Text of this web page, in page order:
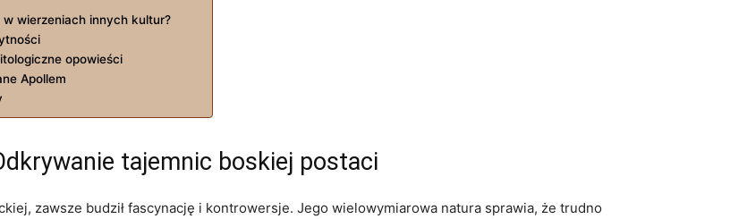
w wierzeniach innych kultur?
opowieści
Apollem
tajemnic boskiej postaci
⁢zawsze budził fascynację i​ kontrowersje. Jego wielowymiarowa natura sprawia, że ​trudno